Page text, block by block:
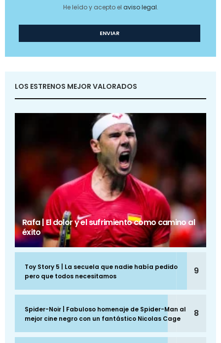
He leído y acepto el aviso legal.
LOS ESTRENOS MEJOR VALORADOS
Rafa | El dolor y el sufrimiento como camino al
éxito
Toy Story 5 | La secuela que nadie había pedido
pero que todos necesitamos
9
Spider-Noir | Fabuloso homenaje de Spider-Man al
mejor cine negro con un fantástico Nicolas Cage
8